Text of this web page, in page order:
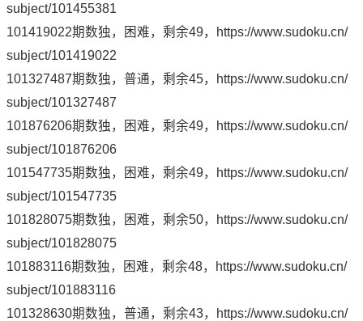
subject/101455381
101419022期数独，困难，剩余49，
https://www.sudoku.cn/
subject/101419022
101327487期数独，普通，剩余45，
https://www.sudoku.cn/
subject/101327487
101876206期数独，困难，剩余49，
https://www.sudoku.cn/
subject/101876206
101547735期数独，困难，剩余49，
https://www.sudoku.cn/
subject/101547735
101828075期数独，困难，剩余50，
https://www.sudoku.cn/
subject/101828075
101883116期数独，困难，剩余48，
https://www.sudoku.cn/
subject/101883116
101328630期数独，普通，剩余43，
https://www.sudoku.cn/